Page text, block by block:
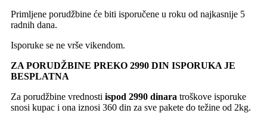
Primljene porudžbine će biti isporučene u roku od najkasnije 5
radnih dana.
Isporuke se ne vrše vikendom.
ZA PORUDŽBINE PREKO 2990 DIN ISPORUKA JE
BESPLATNA
Za porudžbine vrednosti ispod 2990 dinara troškove isporuke
snosi kupac i ona iznosi 360 din za sve pakete do težine od 2kg.